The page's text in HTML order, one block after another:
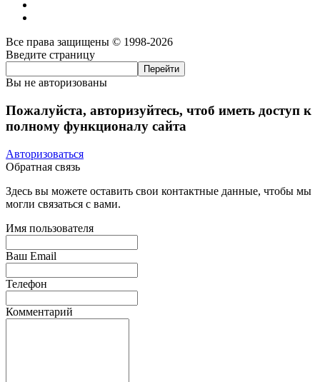
Все права защищены © 1998-2026
Введите страницу
Вы не авторизованы
Пожалуйста, авторизуйтесь, чтоб иметь доступ к
полному функционалу сайта
Авторизоваться
Обратная связь
Здесь вы можете оставить свои контактные данные, чтобы мы
могли связаться с вами.
Имя пользователя
Ваш Email
Телефон
Комментарий